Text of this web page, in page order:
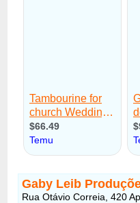
Gaby Leib
Rua Otávio Correia, 420